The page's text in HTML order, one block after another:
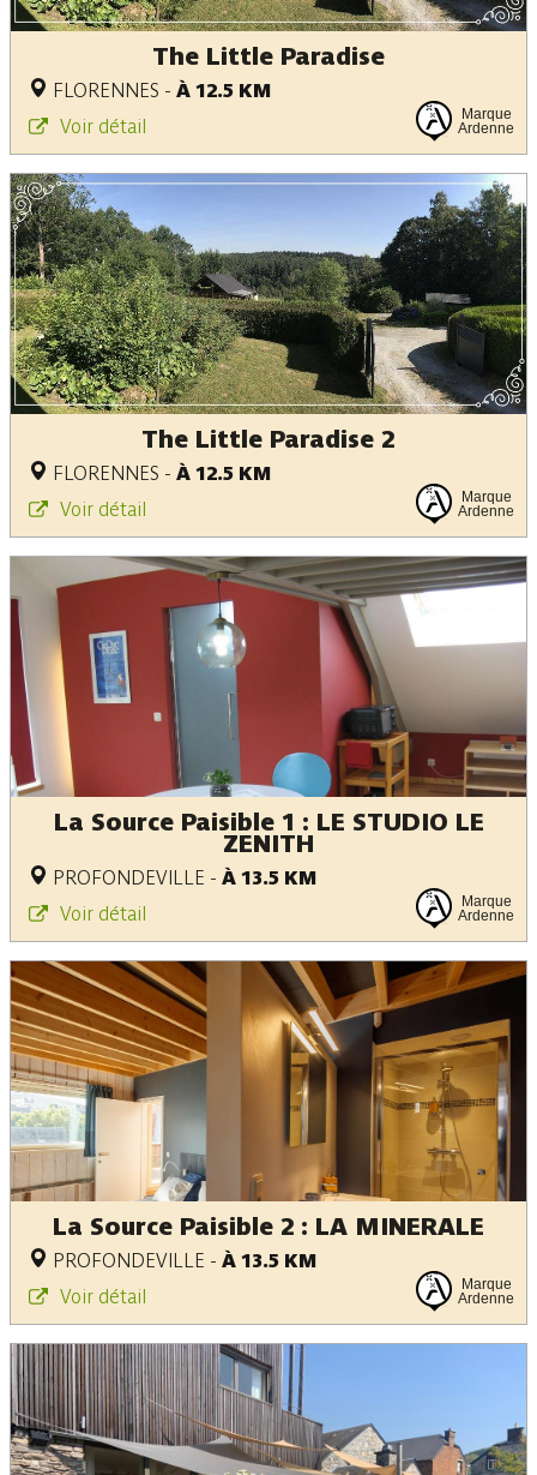
The Little Paradise
FLORENNES - À 12.5 KM
Voir détail
Marque
Ardenne
The Little Paradise 2
FLORENNES - À 12.5 KM
Voir détail
Marque
Ardenne
La Source Paisible 1 : LE STUDIO LE
ZENITH
PROFONDEVILLE - À 13.5 KM
Voir détail
Marque
Ardenne
La Source Paisible 2 : LA MINERALE
PROFONDEVILLE - À 13.5 KM
Voir détail
Marque
Ardenne